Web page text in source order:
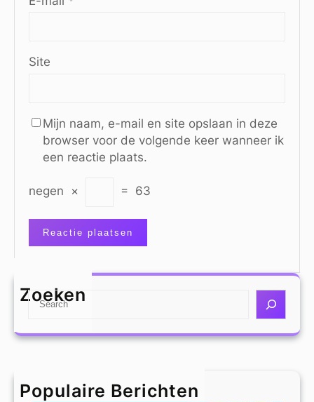
Site
Mijn naam, e-mail en site opslaan in deze
browser voor de volgende keer wanneer ik
een reactie plaats.
negen × = 63
Zoeken
S
a
h
Populaire Berichten